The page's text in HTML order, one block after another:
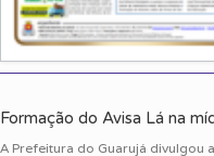
Formação do Avisa Lá na
A Prefeitura do Guarujá divulgou